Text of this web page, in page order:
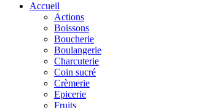
Accueil
Actions
Boissons
Boucherie
Boulangerie
Charcuterie
Coin sucré
Crèmerie
Epicerie
Fruits